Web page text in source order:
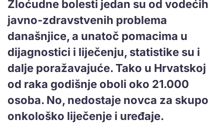
Zloćudne bolesti jedan su od vodećih
javno-zdravstvenih problema
današnjice, a unatoč pomacima u
dijagnostici i liječenju, statistike su i
dalje poražavajuće. Tako u Hrvatskoj
od raka godišnje oboli oko 21.000
osoba. No, nedostaje novca za skupo
onkološko liječenje i uređaje.